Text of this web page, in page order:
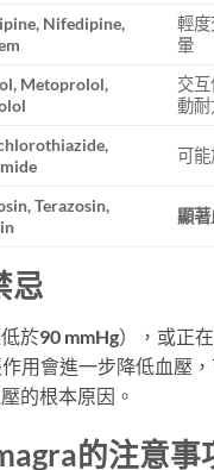
Nifedipine,
輕
暈
Metoprolol,
交
動耐
可
Terazosin,
顯
忌
於90 mmHg），或正
用會進一步降低血壓
的根本原因。
的注意事